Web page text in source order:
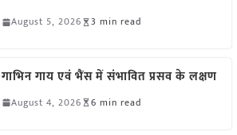
August 5, 2026 3 min read
गाभिन गाय एवं भैंस में संभावित प्रसव के लक्षण
August 4, 2026 6 min read